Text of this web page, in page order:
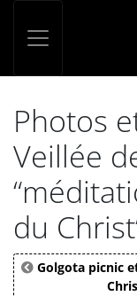
Photos
Veillée
du
Golgota picnic
Panneau de